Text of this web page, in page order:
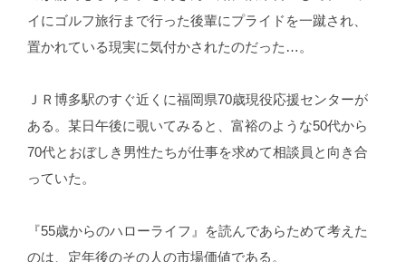
イにゴルフ旅行まで行った後輩にプライドを一蹴され、
置かれている現実に気付かされたのだった…。
ＪＲ博多駅のすぐ近くに福岡県70歳現役応援センターが
ある。某日午後に覗いてみると、富裕のような50代から
70代とおぼしき男性たちが仕事を求めて相談員と向き合
っていた。
『55歳からのハローライフ』を読んであらためて考えた
のは、定年後のその人の市場価値である。